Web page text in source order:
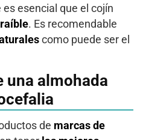
esencial que el cojín
. Es recomendable
como puede ser el
una almohada
de marcas de